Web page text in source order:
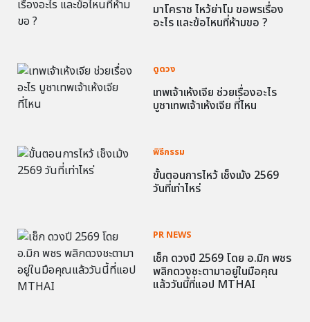
มาโคราช ไหว้ย่าโม ขอพรเรื่อง
อะไร และข้อไหนที่ห้ามขอ ?
ดูดวง
เทพเจ้าเห้งเจีย ช่วยเรื่องอะไร
บูชาเทพเจ้าเห้งเจีย ที่ไหน
พิธีกรรม
ขั้นตอนการไหว้ เช็งเม้ง 2569
วันที่เท่าไหร่
PR NEWS
เช็ก ดวงปี 2569 โดย อ.มิก พชร
พลิกดวงชะตามาอยู่ในมือคุณ
แล้ววันนี้ที่แอป MTHAI